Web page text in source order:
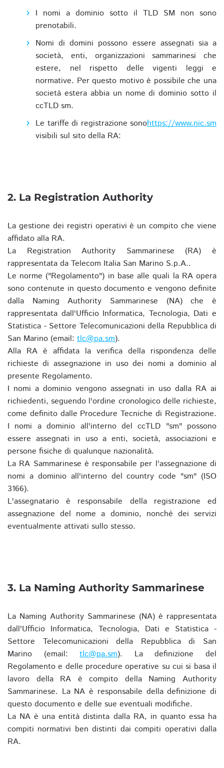
I nomi a dominio sotto il TLD SM non sono
prenotabili.
Nomi di domini possono essere assegnati sia a
società, enti, organizzazioni sammarinesi che
estere, nel rispetto delle vigenti leggi e
normative. Per questo motivo è possibile che una
società estera abbia un nome di dominio sotto il
ccTLD sm.
Le tariffe di registrazione sono
visibili sul sito della RA:
https://www.nic.sm
2. La Registration Authority
La gestione dei registri operativi è un compito che viene
affidato alla RA.
La Registration Authority Sammarinese (RA) è
rappresentata da Telecom Italia San Marino S.p.A..
Le norme ("Regolamento") in base alle quali la RA opera
sono contenute in questo documento e vengono definite
dalla Naming Authority Sammarinese (NA) che è
rappresentata dall'Ufficio Informatica, Tecnologia, Dati e
Statistica - Settore Telecomunicazioni della Repubblica di
San Marino (email: tlc@pa.sm).
Alla RA è affidata la verifica della rispondenza delle
richieste di assegnazione in uso dei nomi a dominio al
presente Regolamento.
I nomi a dominio vengono assegnati in uso dalla RA ai
richiedenti, seguendo l'ordine cronologico delle richieste,
come definito dalle Procedure Tecniche di Registrazione.
I nomi a dominio all'interno del ccTLD "sm" possono
essere assegnati in uso a enti, società, associazioni e
persone fisiche di qualunque nazionalità.
La RA Sammarinese è responsabile per l'assegnazione di
nomi a dominio all'interno del country code "sm" (ISO
3166).
L'assegnatario è responsabile della registrazione ed
assegnazione del nome a dominio, nonché dei servizi
eventualmente attivati sullo stesso.
3. La Naming Authority Sammarinese
La Naming Authority Sammarinese (NA) è rappresentata
dall'Ufficio Informatica, Tecnologia, Dati e Statistica -
Settore Telecomunicazioni della Repubblica di San
Marino (email:tlc@pa.sm). La definizione del
Regolamento e delle procedure operative su cui si basa il
lavoro della RA è compito della Naming Authority
Sammarinese. La NA è responsabile della definizione di
questo documento e delle sue eventuali modifiche.
La NA è una entità distinta dalla RA, in quanto essa ha
compiti normativi ben distinti dai compiti operativi dalla
RA.